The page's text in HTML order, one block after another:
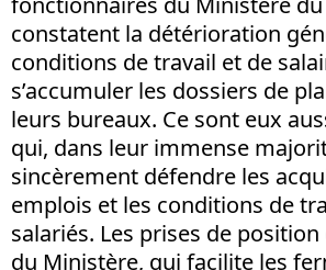
constatent la détérioration
conditions de travail et de
s’accumuler les dossiers de
leurs bureaux. Ce sont eux
qui, dans leur immense
sincèrement défendre les
emplois et les conditions de
salariés. Les prises de
du Ministère, qui facilite les